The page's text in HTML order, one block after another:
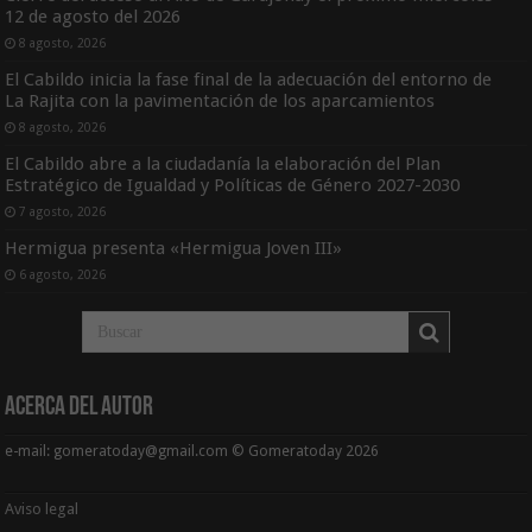
12 de agosto del 2026
8 agosto, 2026
El Cabildo inicia la fase final de la adecuación del entorno de
La Rajita con la pavimentación de los aparcamientos
8 agosto, 2026
El Cabildo abre a la ciudadanía la elaboración del Plan
Estratégico de Igualdad y Políticas de Género 2027-2030
7 agosto, 2026
Hermigua presenta «Hermigua Joven III»
6 agosto, 2026
Acerca del Autor
e-mail: gomeratoday@gmail.com © Gomeratoday 2026
Aviso legal